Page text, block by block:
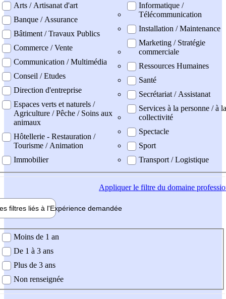
Arts / Artisanat d'art
Banque / Assurance
Bâtiment / Travaux Publics
Commerce / Vente
Communication / Multimédia
Conseil / Etudes
Direction d'entreprise
Espaces verts et naturels /
Agriculture / Pêche / Soins aux
animaux
Hôtellerie - Restauration /
Tourisme / Animation
Immobilier
Informatique /
Télécommunication
Installation / Maintenance
Marketing / Stratégie
commerciale
Ressources Humaines
Santé
Secrétariat / Assistanat
Services à la personne / à la
collectivité
Spectacle
Sport
Transport / Logistique
Appliquerle filtre du domaine
filtres liés à l'Expérience demandée
demandée
Moins de 1 an
De 1 à 3 ans
Plus de 3 ans
Non renseignée